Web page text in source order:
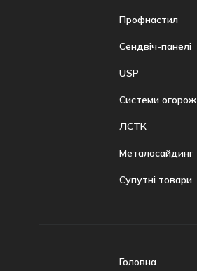
Профнастил
Сендвіч-панелі
USP
Системи огорож
ЛСТК
Металосайдинг
Супутні товари
Головна